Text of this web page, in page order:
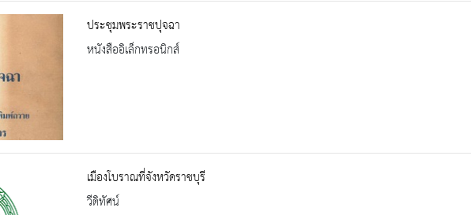
ประชุมพระราชปุจฉา
หนังสืออิเล็กทรอนิกส์
เมืองโบราณที่จังหวัดราชบุรี
วีดิทัศน์